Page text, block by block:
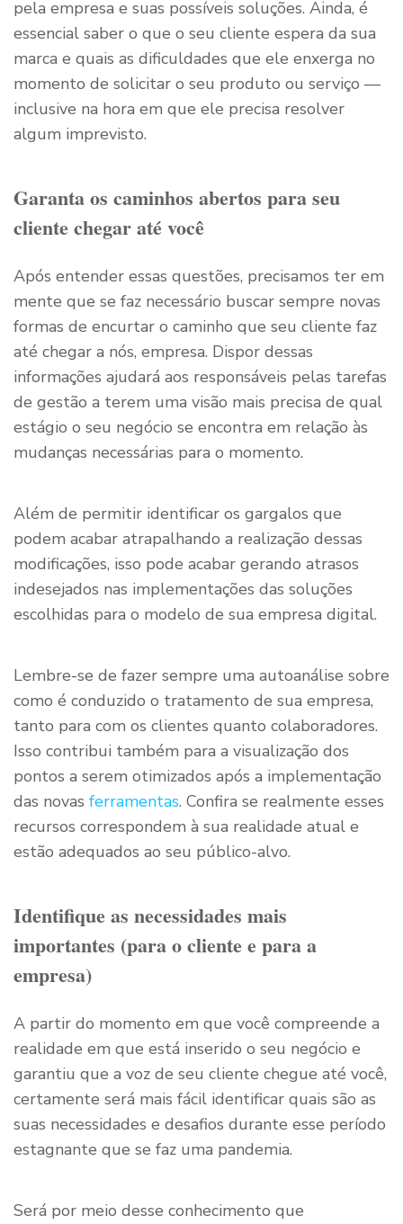
pela empresa e suas possíveis soluções. Ainda, é
essencial saber o que o seu cliente espera da sua
marca e quais as dificuldades que ele enxerga no
momento de solicitar o seu produto ou serviço —
inclusive na hora em que ele precisa resolver
algum imprevisto.
Garanta os caminhos abertos para seu
cliente chegar até você
Após entender essas questões, precisamos ter em
mente que se faz necessário buscar sempre novas
formas de encurtar o caminho que seu cliente faz
até chegar a nós, empresa. Dispor dessas
informações ajudará aos responsáveis pelas tarefas
de gestão a terem uma visão mais precisa de qual
estágio o seu negócio se encontra em relação às
mudanças necessárias para o momento.
Além de permitir identificar os gargalos que
podem acabar atrapalhando a realização dessas
modificações, isso pode acabar gerando atrasos
indesejados nas implementações das soluções
escolhidas para o modelo de sua empresa digital.
Lembre-se de fazer sempre uma autoanálise sobre
como é conduzido o tratamento de sua empresa,
tanto para com os clientes quanto colaboradores.
Isso contribui também para a visualização dos
pontos a serem otimizados após a implementação
das novas ferramentas. Confira se realmente esses
recursos correspondem à sua realidade atual e
estão adequados ao seu público-alvo.
Identifique as necessidades mais
importantes (para o cliente e para a
empresa)
A partir do momento em que você compreende a
realidade em que está inserido o seu negócio e
garantiu que a voz de seu cliente chegue até você,
certamente será mais fácil identificar quais são as
suas necessidades e desafios durante esse período
estagnante que se faz uma pandemia.
Será por meio desse conhecimento que